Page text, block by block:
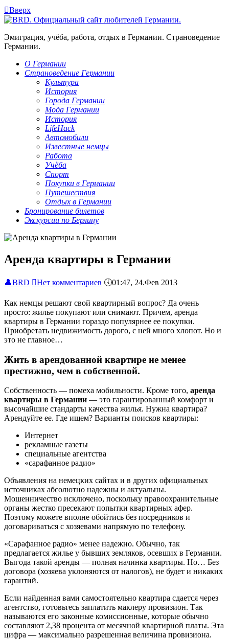
Вверх
Эмиграция, учёба, работа, отдых в Германии. Страноведение
Германии.
О Германии
Страноведение Германии
Культура
История
Города Германии
Мода Германии
История
LifeHack
Автомобили
Известные немцы
Работа
Учёба
Спорт
Покупки в Германии
Путешествия
Отдых в Германии
Бронирование билетов
Экскурсии по Берлину
Аренда квартиры в Германии
👤BRD Нет комментариев 🕔01:47, 24.Фев 2013
Как немцы решают свой квартирный вопрос? Да очень
просто: жилье покупают или снимают. Причем, аренда
квартиры в Германии гораздо популярнее ее покупки.
Приобретать недвижимость дорого, с ней много хлопот. Но и
это не главное…
Жить в арендованной квартире не менее
престижно, чем в собственной.
Собственность — помеха мобильности. Кроме того, аренда
квартиры в Германии — это гарантированный комфорт и
высочайшие стандарты качества жилья. Нужна квартира?
Арендуйте ее. Где ищем? Варианты поисков квартиры:
Интернет
рекламные газеты
специальные агентства
«сарафанное радио»
Объявления на немецких сайтах и в других официальных
источниках абсолютно надежны и актуальны.
Мошенничество исключено, поскольку правоохранительные
органы жестко пресекают попытки квартирных афер.
Поэтому можете вполне обойтись без посредников и
договариваться с хозяевами напрямую по телефону.
«Сарафанное радио» менее надежно. Обычно, так
предлагается жилье у бывших земляков, осевших в Германии.
Выгода такой аренды — полная начинка квартиры. Но… Без
договора (хозяева уклоняются от налогов), не будет и никаких
гарантий.
Если найденная вами самостоятельно квартира сдается через
агентство, готовьтесь заплатить маклеру провизион. Так
называются его законные комиссионные, которые обычно
составляют 2,38 процента от месячной квартирной платы. Эта
цифра — максимально разрешенная величина провизиона.